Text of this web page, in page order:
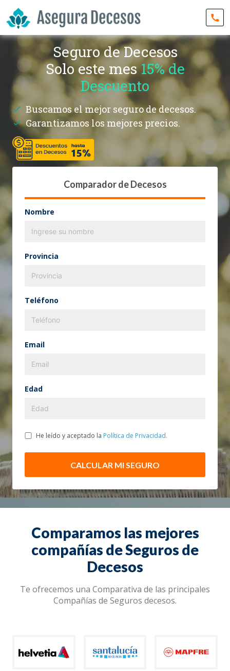
Seguro de Decesos
Solo este mes15% de
Descuento
Buscamos el mejor seguro de decesos.
Garantizamos los mejores precios.
Comparador de Decesos
Nombre
Provincia
Teléfono
Email
Edad
He leído y aceptado la Política de Privacidad.
CALCULAR MI SEGURO
Comparamos las mejores
compañías de Seguros de
Decesos
Te ofrecemos una Comparativa de las principales
Compañías de Seguros decesos.